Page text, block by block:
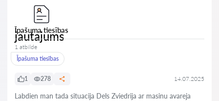
Īpašuma tiesības
jautajums
1 atbilde
Īpašuma tiesības
1 278 14.07.2025
Labdien man tada situacija Dels Zviedrija ar masinu avareja